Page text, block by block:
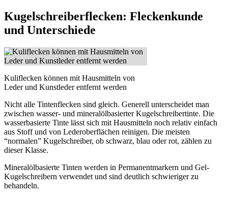
Kugelschreiberflecken: Fleckenkunde
und Unterschiede
Kuliflecken können mit Hausmitteln von
Leder und Kunstleder entfernt werden
Nicht alle Tintenflecken sind gleich. Generell unterscheidet man
zwischen wasser- und mineralölbasierter Kugelschreibertinte. Die
wasserbasierte Tinte lässt sich mit Hausmitteln noch relativ einfach
aus Stoff und von Lederoberflächen reinigen. Die meisten
“normalen” Kugelschreiber, ob schwarz, blau oder rot, zählen zu
dieser Klasse.
Mineralölbasierte Tinten werden in Permanentmarkern und Gel-
Kugelschreibern verwendet und sind deutlich schwieriger zu
behandeln.